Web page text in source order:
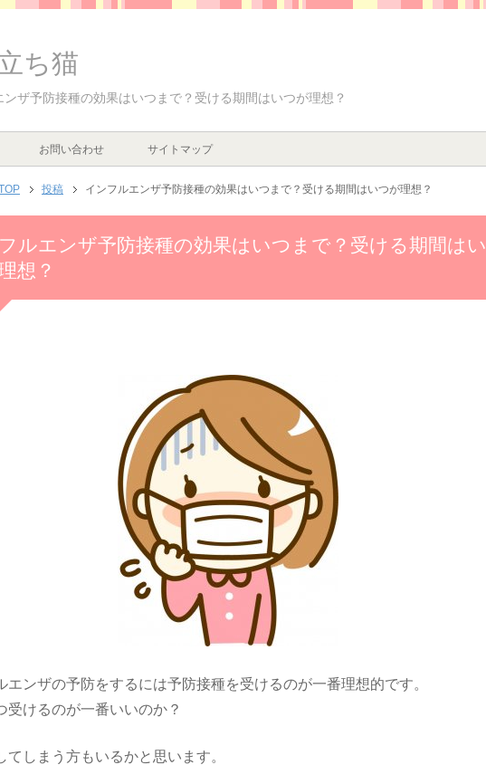
ち猫
ンザ予防接種の効果はいつまで？受ける期間はいつが理想？
お問い合わせ サイトマップ
投稿 インフルエンザ予防接種の効果はいつまで？受ける期間はいつが理想？
ルエンザ予防接種の効果はいつまで？受ける期間はい
想？
エンザの予防をするには予防接種を受けるのが一番理想的です。
受けるのが一番いいのか？
てしまう方もいるかと思います。